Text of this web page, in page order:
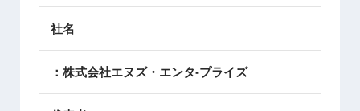
社名
：株式会社エヌズ・エンタ-プライズ